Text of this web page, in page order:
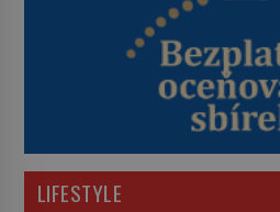
LIFESTYLE